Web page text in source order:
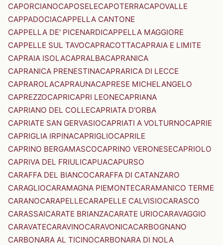
CAPORCIANOCAPOSELECAPOTERRACAPOVALLE
CAPPADOCIACAPPELLA CANTONE
CAPPELLA DE' PICENARDICAPPELLA MAGGIORE
CAPPELLE SUL TAVOCAPRACOTTACAPRAIA E LIMITE
CAPRAIA ISOLACAPRALBACAPRANICA
CAPRANICA PRENESTINACAPRARICA DI LECCE
CAPRAROLACAPRAUNACAPRESE MICHELANGELO
CAPREZZOCAPRICAPRI LEONECAPRIANA
CAPRIANO DEL COLLECAPRIATA D'ORBA
CAPRIATE SAN GERVASIOCAPRIATI A VOLTURNOCAPRIE
CAPRIGLIA IRPINACAPRIGLIOCAPRILE
CAPRINO BERGAMASCOCAPRINO VERONESECAPRIOLO
CAPRIVA DEL FRIULICAPUACAPURSO
CARAFFA DEL BIANCOCARAFFA DI CATANZARO
CARAGLIOCARAMAGNA PIEMONTECARAMANICO TERME
CARANOCARAPELLECARAPELLE CALVISIOCARASCO
CARASSAICARATE BRIANZACARATE URIOCARAVAGGIO
CARAVATECARAVINOCARAVONICACARBOGNANO
CARBONARA AL TICINOCARBONARA DI NOLA